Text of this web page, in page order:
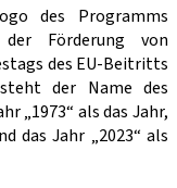
des Programms
der Förderung von
des EU-Beitritts
der Name des
„1973“ als das Jahr,
das Jahr „2023“ als